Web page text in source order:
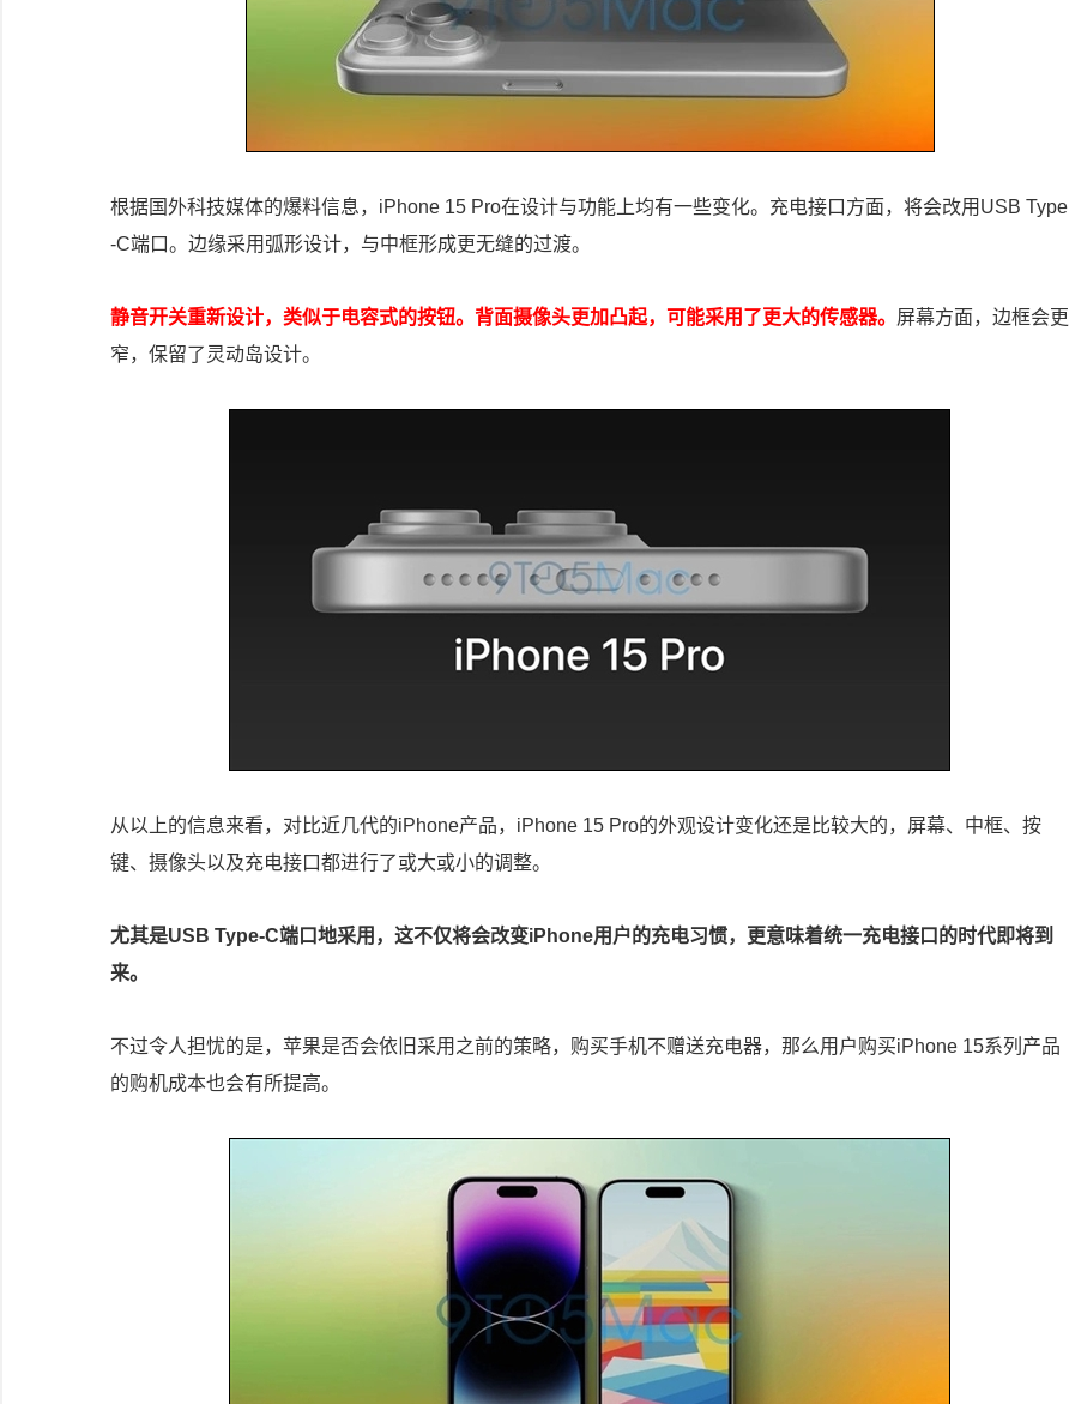
根据国外科技媒体的爆料信息，iPhone 15 Pro在设计与功能上均有一些变化。充电接口方面，将会改用USB Type
-C端口。边缘采用弧形设计，与中框形成更无缝的过渡。
静音开关重新设计，类似于电容式的按钮。背面摄像头更加凸起，可能采用了更大的传感器。 屏幕方面，边框会更
窄，保留了灵动岛设计。
从以上的信息来看，对比近几代的iPhone产品，iPhone 15 Pro的外观设计变化还是比较大的，屏幕、中框、按
键、摄像头以及充电接口都进行了或大或小的调整。
尤其是USB Type-C端口地采用，这不仅将会改变iPhone用户的充电习惯，更意味着统一充电接口的时代即将到
来。
不过令人担忧的是，苹果是否会依旧采用之前的策略，购买手机不赠送充电器，那么用户购买iPhone 15系列产品
的购机成本也会有所提高。